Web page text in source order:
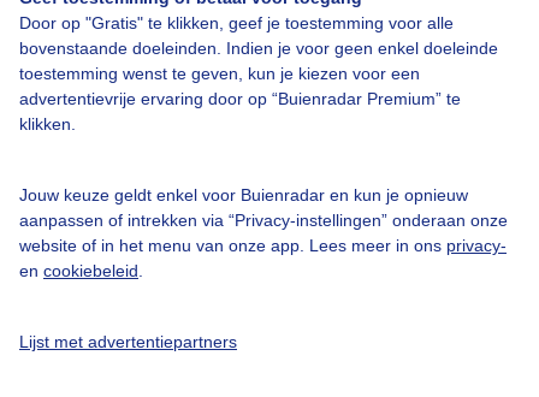
Door op "Gratis" te klikken, geef je toestemming voor alle
bovenstaande doeleinden. Indien je voor geen enkel doeleinde
toestemming wenst te geven, kun je kiezen voor een
advertentievrije ervaring door op “Buienradar Premium” te
klikken.
Jouw keuze geldt enkel voor Buienradar en kun je opnieuw
aanpassen of intrekken via “Privacy-instellingen” onderaan onze
website of in het menu van onze app. Lees meer in ons privacy-
en cookiebeleid
Lijst met advertentiepartners
Veelgestelde vragen
Contact
Toegankelijkheid
Buienradar Team
Privacy beleid
Privacy instellingen